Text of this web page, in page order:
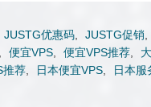
JUSTG优惠码, JUSTG促销,
便宜VPS, 便宜VPS推荐,
推荐, 日本便宜VPS, 日本服